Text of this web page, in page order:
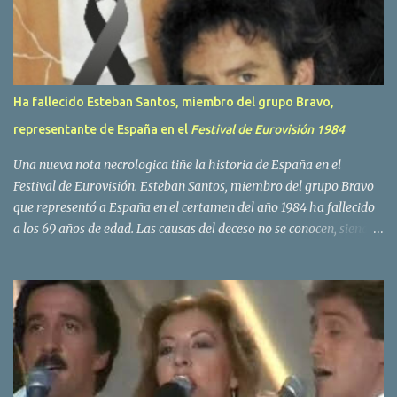
s
Ha fallecido Esteban Santos, miembro del grupo Bravo,
representante de España en el Festival de Eurovisión 1984
Una nueva nota necrologica tiñe la historia de España en el
Festival de Eurovisión. Esteban Santos, miembro del grupo Bravo
que representó a España en el certamen del año 1984 ha fallecido
a los 69 años de edad. Las causas del deceso no se conocen, siendo
traves de las redes sociales. Nacido en Tolosa en 1951, durante su
epoca universitaria en la carrera de empresariales conoció al
estudiante de medicina Luis Villar, comenzando a actuar
juntos,Santos a la guitarra y Villar al piano, sin atreverse a dar el
salto al mercado profesional. Sin embargo esto cambió gracias a la